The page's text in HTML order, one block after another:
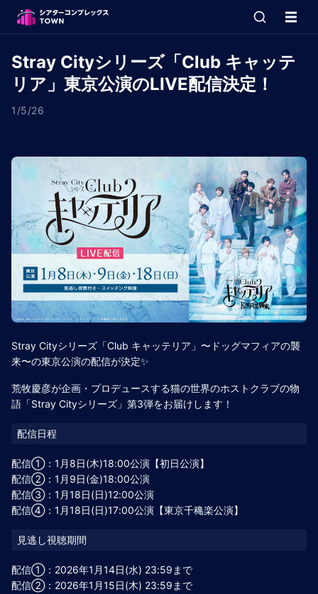
Stray Cityシリーズ「Club キャッテ
リア」東京公演のLIVE配信決定！
1/5/26
Stray Cityシリーズ「Club キャッテリア」〜ドッグマフィアの襲
来〜の東京公演の配信が決定✨
荒牧慶彦が企画・プロデュースする猫の世界のホストクラブの物
語「Stray Cityシリーズ」第3弾をお届けします！
配信①：1月8日(木)18:00公演【初日公演】
配信②：1月9日(金)18:00公演
配信③：1月18日(日)12:00公演
配信④：1月18日(日)17:00公演【東京千穐楽公演】
配信①：2026年1月14日(水) 23:59まで
配信②：2026年1月15日(木) 23:59まで